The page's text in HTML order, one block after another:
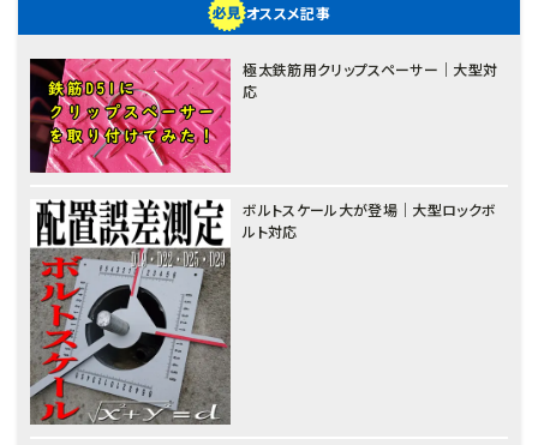
オススメ記事
極太鉄筋用クリップスペーサー｜大型対
応
ボルトスケール大が登場｜大型ロックボ
ルト対応